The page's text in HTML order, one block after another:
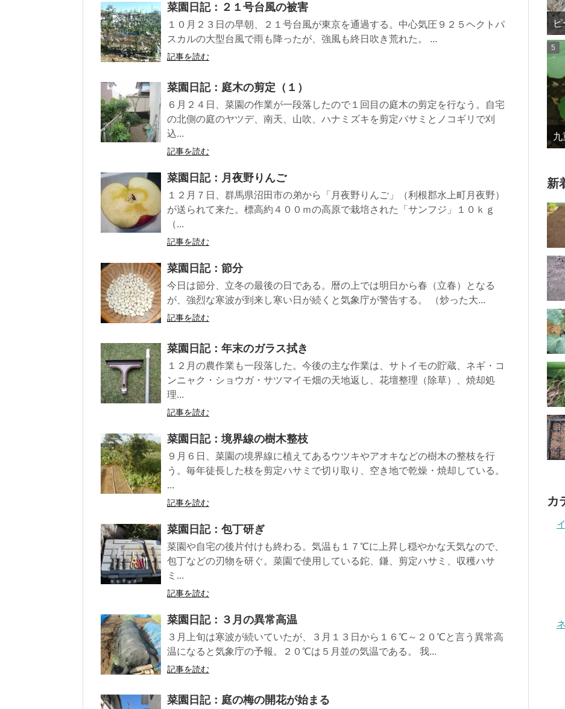
菜園日記：２１号台風の被害
１０月２３日の早朝、２１号台風が東京を通過する。中心気圧９２５ヘクトパ
スカルの大型台風で雨も降ったが、強風も終日吹き荒れた。 ...
記事を読む
菜園日記：庭木の剪定（１）
６月２４日、菜園の作業が一段落したので１回目の庭木の剪定を行なう。自宅
の北側の庭のヤツデ、南天、山吹、ハナミズキを剪定バサミとノコギリで刈
込...
記事を読む
菜園日記：月夜野りんご
１２月７日、群馬県沼田市の弟から「月夜野りんご」（利根郡水上町月夜野）
が送られて来た。標高約４００ｍの高原で栽培された「サンフジ」１０ｋｇ
（...
記事を読む
菜園日記：節分
今日は節分、立冬の最後の日である。暦の上では明日から春（立春）となる
が、強烈な寒波が到来し寒い日が続くと気象庁が警告する。 （炒った大...
記事を読む
菜園日記：年末のガラス拭き
１２月の農作業も一段落した。今後の主な作業は、サトイモの貯蔵、ネギ・コ
ンニャク・ショウガ・サツマイモ畑の天地返し、花壇整理（除草）、焼却処
理...
記事を読む
菜園日記：境界線の樹木整枝
９月６日、菜園の境界線に植えてあるウツキやアオキなどの樹木の整枝を行
う。毎年徒長した枝を剪定ハサミで切り取り、空き地で乾燥・焼却している。
...
記事を読む
菜園日記：包丁研ぎ
菜園や自宅の後片付けも終わる。気温も１７℃に上昇し穏やかな天気なので、
包丁などの刃物を研ぐ。菜園で使用している鉈、鎌、剪定ハサミ、収穫ハサ
ミ...
記事を読む
菜園日記：３月の異常高温
３月上旬は寒波が続いていたが、３月１３日から１６℃～２０℃と言う異常高
温になると気象庁の予報。２０℃は５月並の気温である。 我...
記事を読む
菜園日記：庭の梅の開花が始まる
ピ
九
新
カ